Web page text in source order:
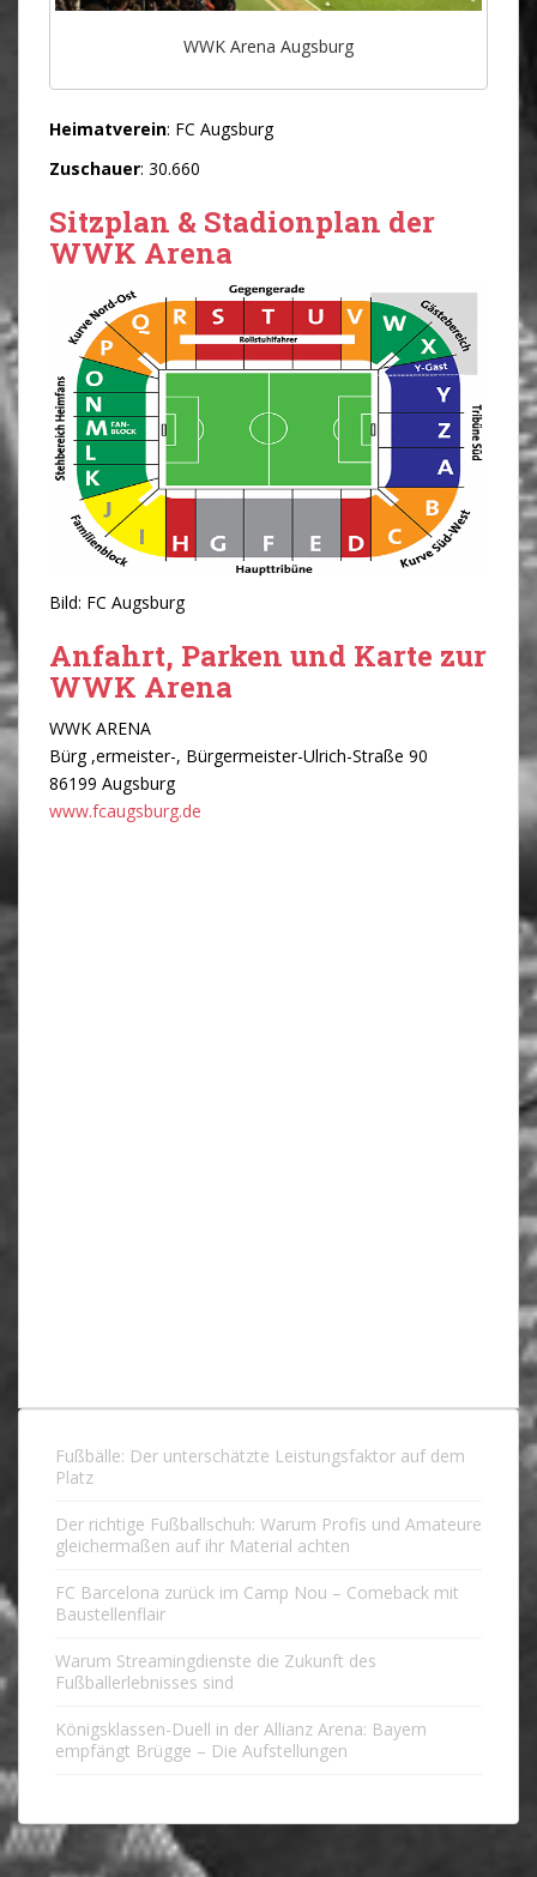
WWK Arena Augsburg
Heimatverein: FC Augsburg
Zuschauer: 30.660
Sitzplan & Stadionplan der
WWK Arena
Bild: FC Augsburg
Anfahrt, Parken und Karte zur
WWK Arena
WWK ARENA
Bürg ,ermeister-, Bürgermeister-Ulrich-Straße 90
86199 Augsburg
www.fcaugsburg.de
Fußbälle: Der unterschätzte Leistungsfaktor auf dem
Platz
Der richtige Fußballschuh: Warum Profis und Amateure
gleichermaßen auf ihr Material achten
FC Barcelona zurück im Camp Nou – Comeback mit
Baustellenflair
Warum Streamingdienste die Zukunft des
Fußballerlebnisses sind
Königsklassen-Duell in der Allianz Arena: Bayern
empfängt Brügge – Die Aufstellungen